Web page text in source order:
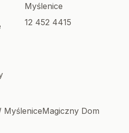
Myślenice
12 452 4415
MyśleniceMagiczny Dom